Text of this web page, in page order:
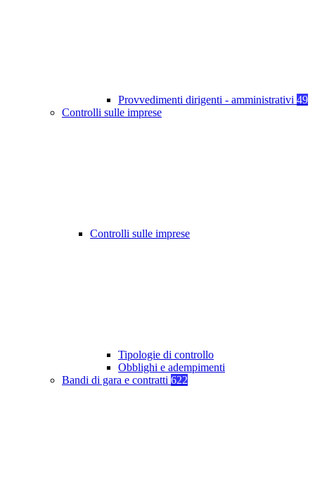
Provvedimenti dirigenti - amministrativi 49
Controlli sulle imprese
Controlli sulle imprese
Tipologie di controllo
Obblighi e adempimenti
Bandi di gara e contratti 622